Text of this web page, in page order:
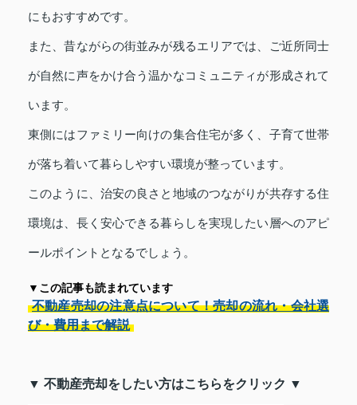
にもおすすめです。
また、昔ながらの街並みが残るエリアでは、ご近所同士
が自然に声をかけ合う温かなコミュニティが形成されて
います。
東側にはファミリー向けの集合住宅が多く、子育て世帯
が落ち着いて暮らしやすい環境が整っています。
このように、治安の良さと地域のつながりが共存する住
環境は、長く安心できる暮らしを実現したい層へのアピ
ールポイントとなるでしょう。
▼この記事も読まれています
不動産売却の注意点について！売却の流れ・会社選
び・費用まで解説
▼ 不動産売却をしたい方はこちらをクリック ▼